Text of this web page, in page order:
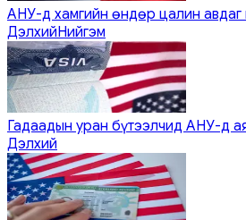
АНУ-д хамгийн өндөр цалин авдаг
ДэлхийНийгэм
Гадаадын уран бүтээлчид АНУ-д
Дэлхий